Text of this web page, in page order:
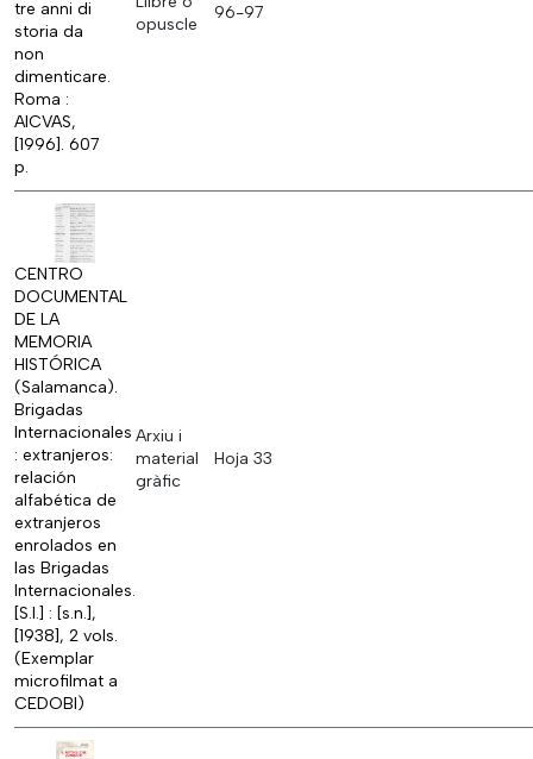
tre anni di
storia da
non
dimenticare.
Roma :
AICVAS,
[1996]. 607
p.
opuscle
96-97
CENTRO
DOCUMENTAL
DE LA
MEMORIA
HISTÓRICA
(Salamanca).
Brigadas
Internacionales
: extranjeros:
relación
alfabética de
extranjeros
enrolados en
las Brigadas
Internacionales.
[S.l.] : [s.n.],
[1938], 2 vols.
(Exemplar
microfilmat a
CEDOBI)
Arxiu i
material
gràfic
Hoja 33